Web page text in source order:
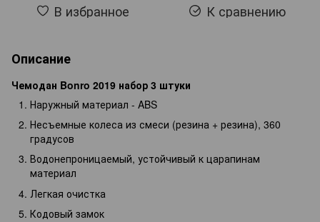
В избранное К сравнению
Описание
Чемодан Bonro 2019 набор 3 штуки
Наружный материал - ABS
Несъемные колеса из смеси (резина + резина), 360
градусов
Водонепроницаемый, устойчивый к царапинам
материал
Легкая очистка
Кодовый замок